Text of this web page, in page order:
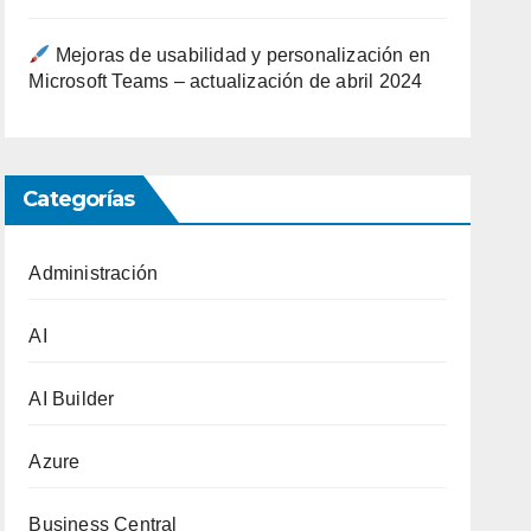
Mejoras de usabilidad y personalización en
Microsoft Teams – actualización de abril 2024
Categorías
Administración
AI
AI Builder
Azure
Business Central